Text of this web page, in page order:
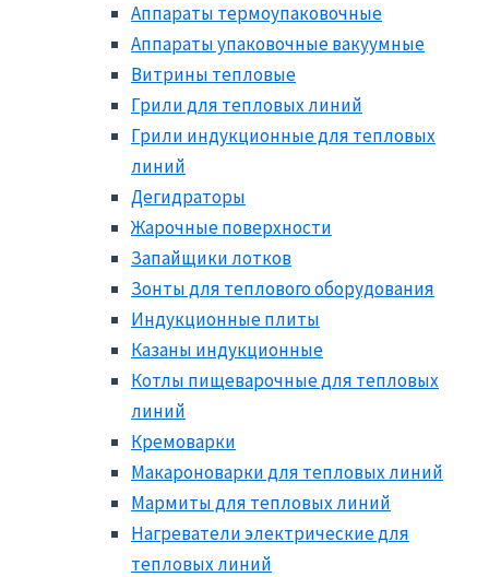
Аппараты термоупаковочные
Аппараты упаковочные вакуумные
Витрины тепловые
Грили для тепловых линий
Грили индукционные для тепловых
линий
Дегидраторы
Жарочные поверхности
Запайщики лотков
Зонты для теплового оборудования
Индукционные плиты
Казаны индукционные
Котлы пищеварочные для тепловых
линий
Кремоварки
Макароноварки для тепловых линий
Мармиты для тепловых линий
Нагреватели электрические для
тепловых линий